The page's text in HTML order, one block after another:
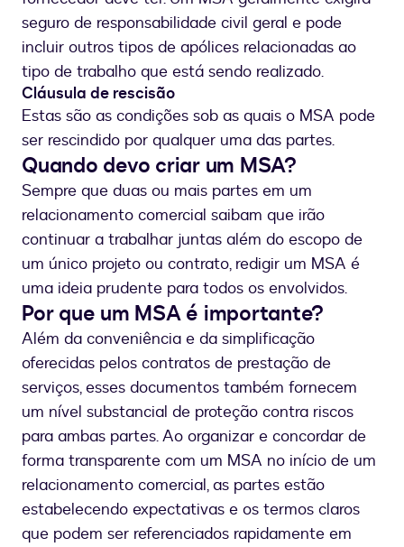
seguro de responsabilidade civil geral e pode
incluir outros tipos de apólices relacionadas ao
tipo de trabalho que está sendo realizado.
Cláusula de rescisão
Estas são as condições sob as quais o MSA pode
ser rescindido por qualquer uma das partes.
Quando devo criar um MSA?
Sempre que duas ou mais partes em um
relacionamento comercial saibam que irão
continuar a trabalhar juntas além do escopo de
um único projeto ou contrato, redigir um MSA é
uma ideia prudente para todos os envolvidos.
Por que um MSA é importante?
Além da conveniência e da simplificação
oferecidas pelos contratos de prestação de
serviços, esses documentos também fornecem
um nível substancial de proteção contra riscos
para ambas partes. Ao organizar e concordar de
forma transparente com um MSA no início de um
relacionamento comercial, as partes estão
estabelecendo expectativas e os termos claros
que podem ser referenciados rapidamente em